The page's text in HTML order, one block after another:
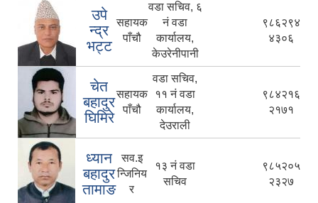
उपे
न्द्र
भट्ट
सहायक
पाँचौ
वडा सचिव, ६
नं वडा
कार्यालय,
केउरेनीपानी
९८६२९४
४३०६
चेत
बहादुर
घिमिरे
सहायक
पाँचौ
वडा सचिव,
११ नं वडा
कार्यालय,
देउराली
९८४२१६
२१७१
ध्यान
बहादुर
तामाङ
सव.इ
न्जिनिय
र
१३ नं वडा
सचिव
९८५२०५
२३२७